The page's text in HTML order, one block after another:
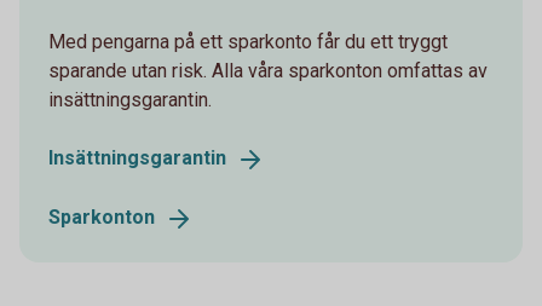
Med pengarna på ett sparkonto får du ett tryggt
sparande utan risk. Alla våra sparkonton omfattas av
insättningsgarantin.
Insättningsgarantin
Sparkonton